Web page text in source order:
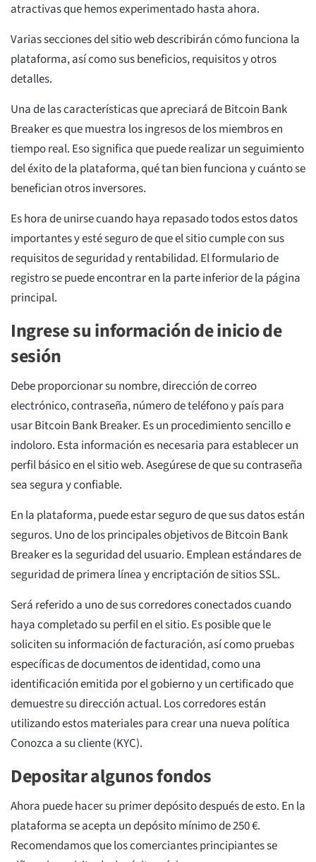
atractivas que hemos experimentado hasta ahora.
Varias secciones del sitio web describirán cómo funciona la
plataforma, así como sus beneficios, requisitos y otros
detalles.
Una de las características que apreciará de Bitcoin Bank
Breaker es que muestra los ingresos de los miembros en
tiempo real. Eso significa que puede realizar un seguimiento
del éxito de la plataforma, qué tan bien funciona y cuánto se
benefician otros inversores.
Es hora de unirse cuando haya repasado todos estos datos
importantes y esté seguro de que el sitio cumple con sus
requisitos de seguridad y rentabilidad. El formulario de
registro se puede encontrar en la parte inferior de la página
principal.
Ingrese su información de inicio de
sesión
Debe proporcionar su nombre, dirección de correo
electrónico, contraseña, número de teléfono y país para
usar Bitcoin Bank Breaker. Es un procedimiento sencillo e
indoloro. Esta información es necesaria para establecer un
perfil básico en el sitio web. Asegúrese de que su contraseña
sea segura y confiable.
En la plataforma, puede estar seguro de que sus datos están
seguros. Uno de los principales objetivos de Bitcoin Bank
Breaker es la seguridad del usuario. Emplean estándares de
seguridad de primera línea y encriptación de sitios SSL.
Será referido a uno de sus corredores conectados cuando
haya completado su perfil en el sitio. Es posible que le
soliciten su información de facturación, así como pruebas
específicas de documentos de identidad, como una
identificación emitida por el gobierno y un certificado que
demuestre su dirección actual. Los corredores están
utilizando estos materiales para crear una nueva política
Conozca a su cliente (KYC).
Depositar algunos fondos
Ahora puede hacer su primer depósito después de esto. En la
plataforma se acepta un depósito mínimo de 250 €.
Recomendamos que los comerciantes principiantes se